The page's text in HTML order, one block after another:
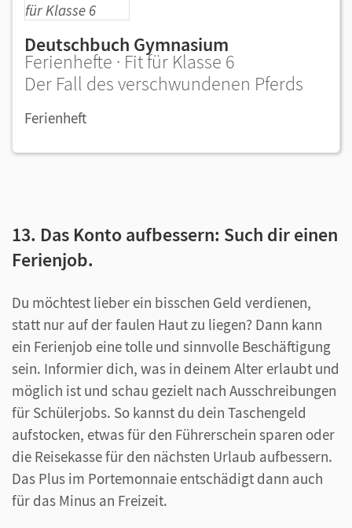
Deutschbuch Gymnasium
Ferienhefte · Fit für Klasse 6
Der Fall des verschwundenen Pferds
Ferienheft
13. Das Konto aufbessern: Such dir einen
Ferienjob.
Du möchtest lieber ein bisschen Geld verdienen,
statt nur auf der faulen Haut zu liegen? Dann kann
ein Ferienjob eine tolle und sinnvolle Beschäftigung
sein. Informier dich, was in deinem Alter erlaubt und
möglich ist und schau gezielt nach Ausschreibungen
für Schülerjobs. So kannst du dein Taschengeld
aufstocken, etwas für den Führerschein sparen oder
die Reisekasse für den nächsten Urlaub aufbessern.
Das Plus im Portemonnaie entschädigt dann auch
für das Minus an Freizeit.